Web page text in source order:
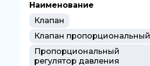
нитрильный каучук)TPE-
U(PU) (Термопластичный
Наименование
Клапан
Клапан пропорциональный
Пропорциональный
регулятор давления